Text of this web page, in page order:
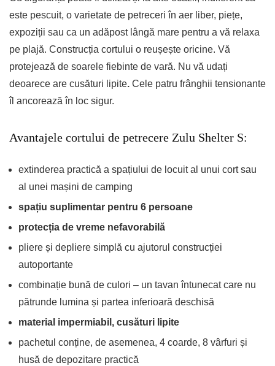
este pescuit, o varietate de petreceri în aer liber, piețe,
expoziții sau ca un adăpost lângă mare pentru a vă relaxa
pe plajă. Construcția cortului o reușește oricine. Vă
protejează de soarele fiebinte de vară. Nu vă udați
deoarece are cusături lipite. Cele patru frânghii tensionante
îl ancorează în loc sigur.
Avantajele cortului de petrecere Zulu Shelter S:
extinderea practică a spațiului de locuit al unui cort sau
al unei mașini de camping
spațiu suplimentar pentru 6 persoane
protecția de vreme nefavorabilă
pliere și depliere simplă cu ajutorul construcției
autoportante
combinație bună de culori – un tavan întunecat care nu
pătrunde lumina și partea inferioară deschisă
material impermiabil, cusături lipite
pachetul conține, de asemenea, 4 coarde, 8 vârfuri și
husă de depozitare practică